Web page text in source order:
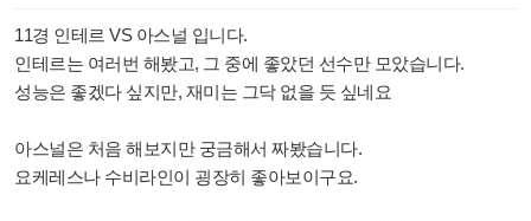
11경 인테르 VS 아스널 입니다.
인테르는 여러번 해봤고, 그 중에 좋았던 선수만 모았습니다.
성능은 좋겠다 싶지만, 재미는 그닥 없을 듯 싶네요
아스널은 처음 해보지만 궁금해서 짜봤습니다.
요케레스나 수비라인이 굉장히 좋아보이구요.